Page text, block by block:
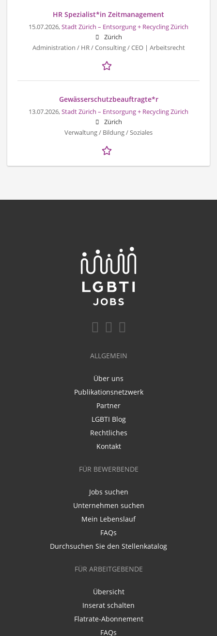
HR Spezialist*in Zeitmanagement
15.07.2026,Stadt Zürich – Entsorgung + Recycling Zürich
Zürich
Administration / HR / Consulting / CEO | Arbeitsrecht
Gewässerschutzbeauftragte*r
13.07.2026,Stadt Zürich – Entsorgung + Recycling Zürich
Zürich
Verwaltung / Bildung / Soziales
ALLGEMEIN
Über uns
Publikationsnetzwerk
Partner
LGBTI Blog
Rechtliches
Kontakt
FÜR BEWERBENDE
Jobs suchen
Unternehmen suchen
Mein Lebenslauf
FAQs
Durchsuchen Sie den Stellenkatalog
FÜR ARBEITGEBENDE
Übersicht
Inserat schalten
Flatrate-Abonnement
FAQs